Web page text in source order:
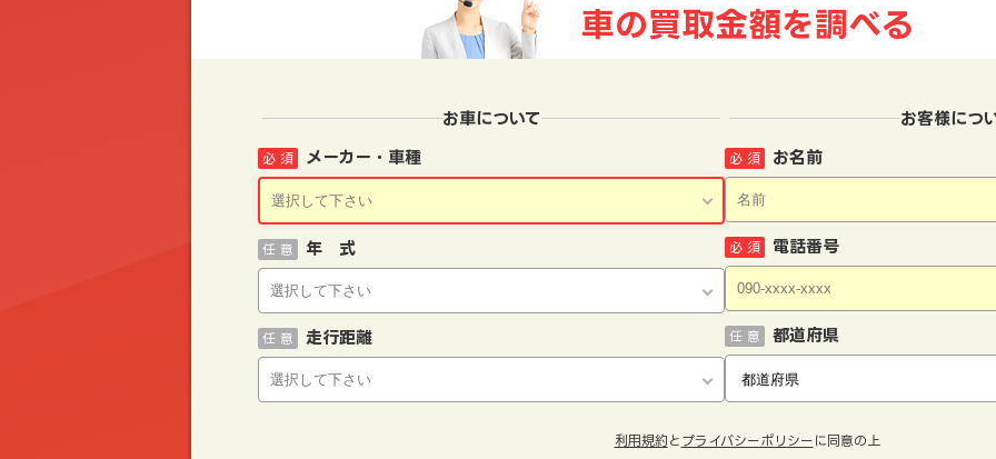
車の買取金額を調べる
お車について
メーカー・車種
必 須
年 式
任 意
走行距離
任 意
お客様につ
お名前
必 須
電話番号
必 須
都道府県
任 意
利用規約 と プライバシーポリシー に同意の上